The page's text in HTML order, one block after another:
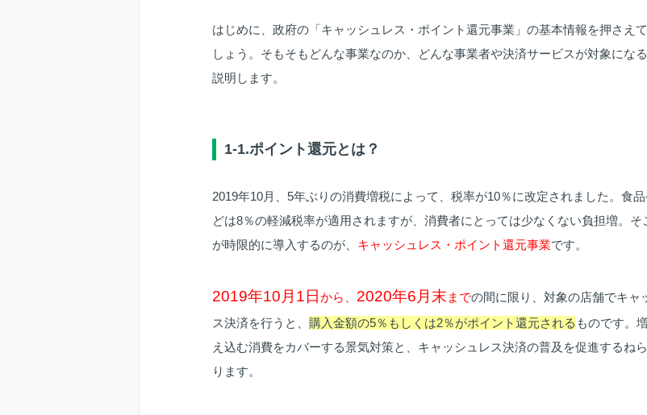
はじめに、政府の「キャッシュレス・ポイント還元事業」の基本情報を押さえ
しょう。そもそもどんな事業なのか、どんな事業者や決済サービスが対象にな
説明します。
1-1.ポイント還元とは？
2019年10月、5年ぶりの消費増税によって、税率が10％に改定されました。食
どは8％の軽減税率が適用されますが、消費者にとっては少なくない負担増。そ
が時限的に導入するのが、 キャッシュレス・ポイント還元事業です。
2019年10月1日から、 2020年6月末 までの間に限り、対象の店舗でキャ
ス決済を行うと、 購入金額の5％もしくは2％がポイント還元される ものです。
え込む消費をカバーする景気対策と、キャッシュレス決済の普及を促進するね
ります。